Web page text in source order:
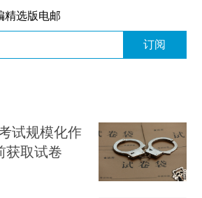
精选版电邮
订阅
试规模化作
获取试卷